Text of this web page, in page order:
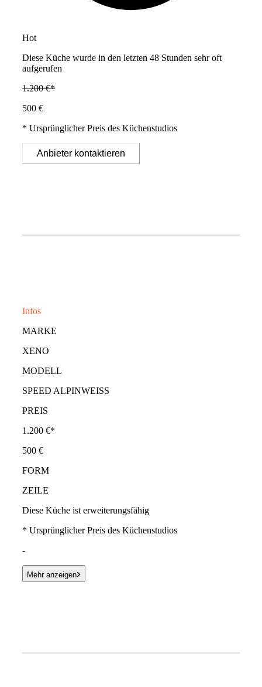
Hot
Diese Küche wurde in den letzten 48 Stunden sehr oft
aufgerufen
1.200 €*
500 €
* Ursprünglicher Preis des Küchenstudios
Anbieter kontaktieren
Infos
MARKE
XENO
MODELL
SPEED ALPINWEISS
PREIS
1.200 €*
500 €
FORM
ZEILE
Diese Küche ist erweiterungsfähig
* Ursprünglicher Preis des Küchenstudios
-
Mehr anzeigen›